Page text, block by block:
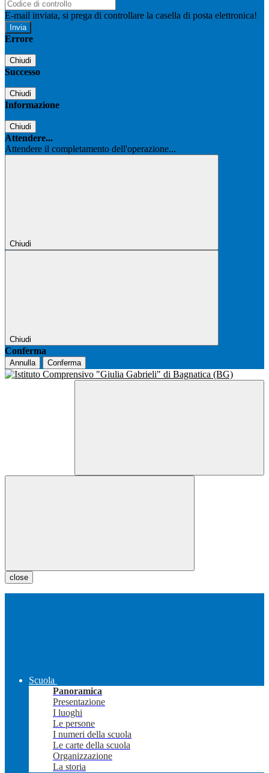
E-mail inviata, si prega di controllare la casella di posta elettronica!
Errore
Chiudi
Successo
Chiudi
Informazione
Chiudi
Attendere...
Attendere il completamento dell'operazione...
Chiudi
Chiudi
Conferma
Annulla Conferma
close
Scuola
Panoramica
Presentazione
I luoghi
Le persone
I numeri della scuola
Le carte della scuola
Organizzazione
La storia